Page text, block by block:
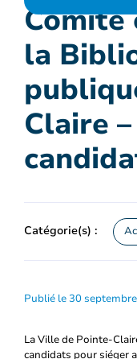
la
Claire
Catégorie(s) :
Publié le 30
La Ville de Pointe-
candidats pour siéger